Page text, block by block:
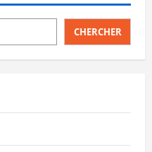
CHERCHER